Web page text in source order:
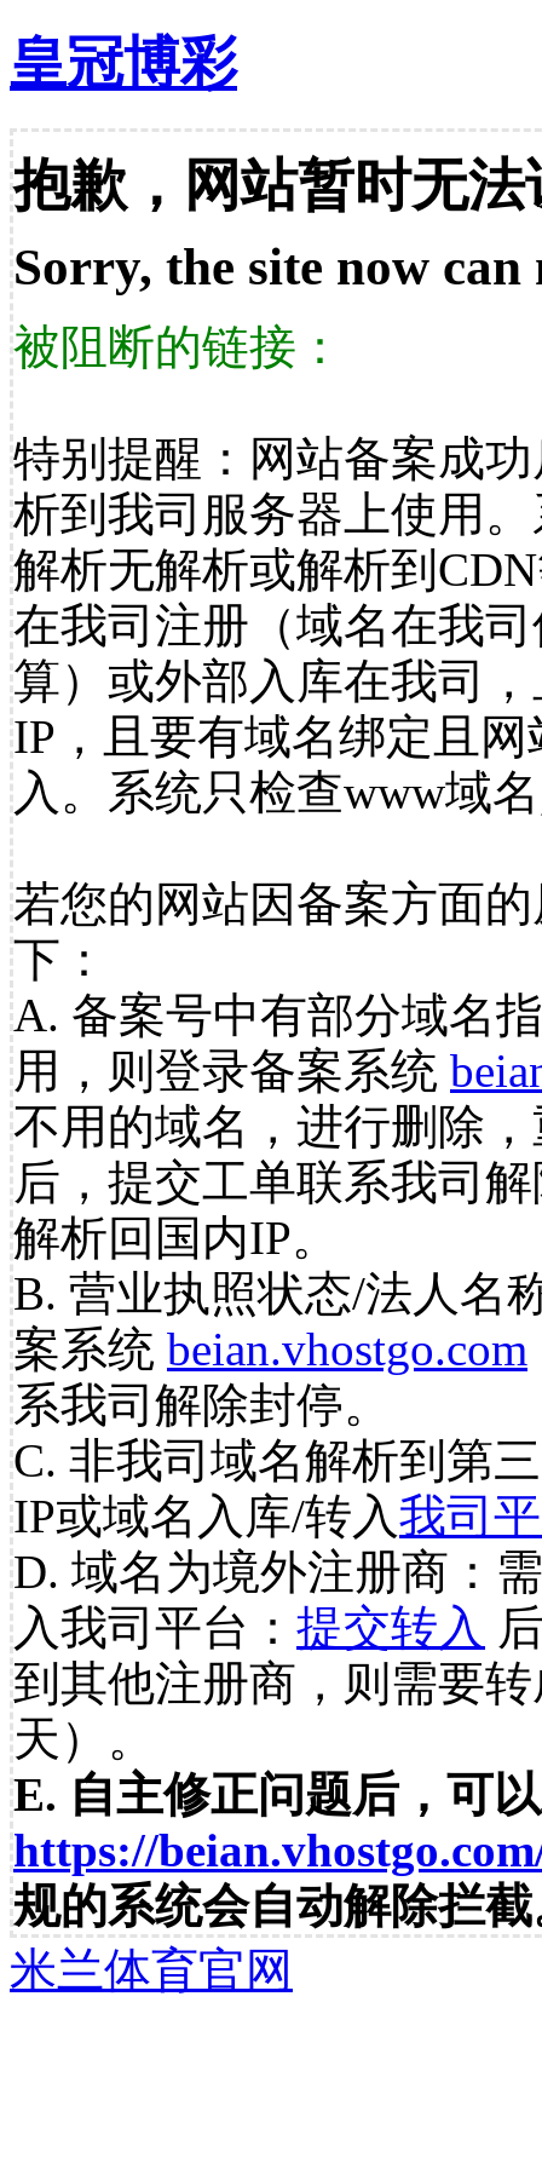
皇冠博彩
抱歉，网站暂时无法
Sorry, the site now can
被阻断的链接：
特别提醒：网站备案成
析到我司服务器上使用
解析无解析或解析到
在我司注册（域名在我
算）或外部入库在我司
IP，且要有域名绑定且
入。系统只检查www域
若您的网站因备案方面
下：
A. 备案号中有部分域名
用，则登录备案系统
不用的域名，进行删除
后，提交工单联系我司
解析回国内IP。
B. 营业执照状态/法人名
案系统 beian.vhostgo.com
系我司解除封停。
C. 非我司域名解析到第
IP或域名入库/转入我司
D. 域名为境外注册商：
入我司平台： 提交转入
到其他注册商，则需要
天）。
E. 自主修正问题后，可
https://
规的系统会自动解除拦
米兰体育官网